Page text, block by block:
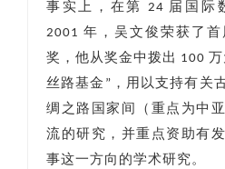
事实上，在第 24 届国际
2001 年，吴文俊荣获了
奖，他从奖金中拨出 100
丝路基金”，用以支持有关
绸之路国家间（重点为中
流的研究，并重点资助有
事这一方向的学术研究。